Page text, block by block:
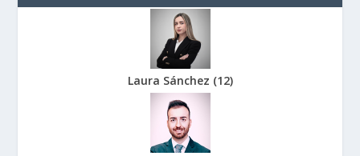
Laura Sánchez (12)